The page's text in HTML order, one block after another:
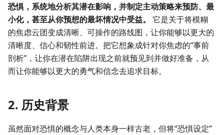
恐惧，系统地分析其潜在影响，并制定主动策略来预防、最
小化，甚至从你预想的最坏情况中受益。
它是关于将模糊
的焦虑云团变成清晰、可操作的路线图，让你能够以更大的
清晰度、信心和韧性前进。把它想象成针对你焦虑的“事前
剖析”，让你在潜在陷阱出现之前就预见到并做好准备，从
而让你能够以更大的勇气和信念去追求目标。
2. 历史背景
虽然面对恐惧的概念与人类本身一样古老，但将“恐惧设定”